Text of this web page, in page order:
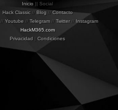
Inicio || Social
Hack Classic// Blog// Contacto
// Youtube // Telegram// Twitter// Instagram
HackM365.com
Privacidad | Condiciones